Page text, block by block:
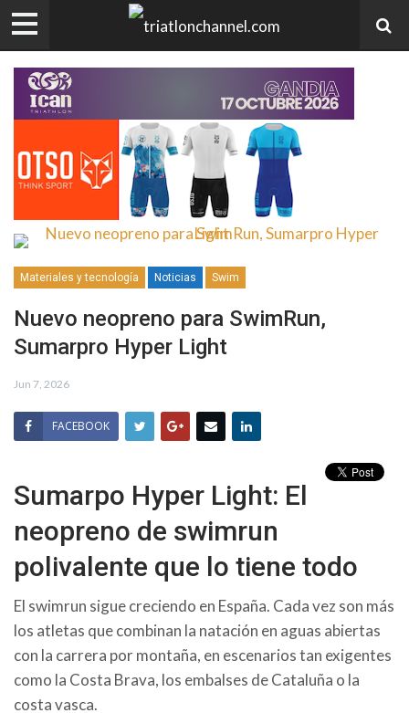
Materiales y tecnología Noticias Swim
Nuevo neopreno para SwimRun,
Sumarpro Hyper Light
Jun 7, 2026
FACEBOOK
Sumarpo Hyper Light: El
neopreno de swimrun
polivalente que lo tiene todo
El swimrun sigue creciendo en España. Cada vez son más
los atletas que combinan la natación en aguas abiertas
con la carrera por montaña, en escenarios tan exigentes
como la Costa Brava, los embalses de Cataluña o la
costa vasca.